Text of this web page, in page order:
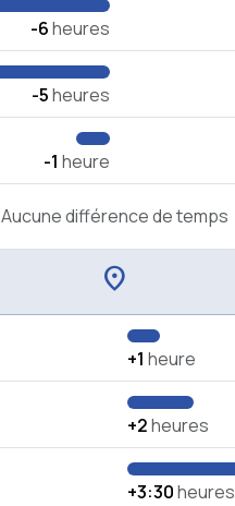
-6heures
-5heures
-1 heure
Aucune différence de temps
location_on
+1 heure
+2heures
+3:30heures